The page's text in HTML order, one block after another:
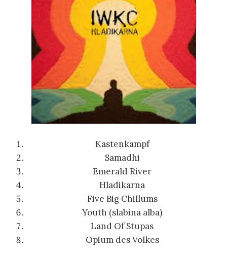
Kastenkampf
Samadhi
Emerald River
Hladikarna
Five Big Chillums
Youth (slabina alba)
Land Of Stupas
Opium des Volkes